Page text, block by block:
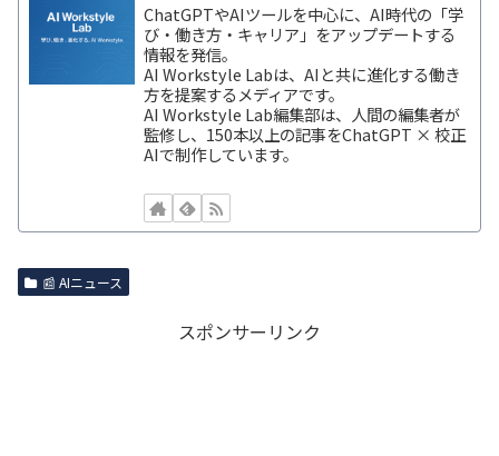
ChatGPTやAIツールを中心に、AI時代の「学
び・働き方・キャリア」をアップデートする
情報を発信。
AI Workstyle Labは、AIと共に進化する働き
方を提案するメディアです。
AI Workstyle Lab編集部は、人間の編集者が
監修し、150本以上の記事をChatGPT × 校正
AIで制作しています。
📰 AIニュース
スポンサーリンク